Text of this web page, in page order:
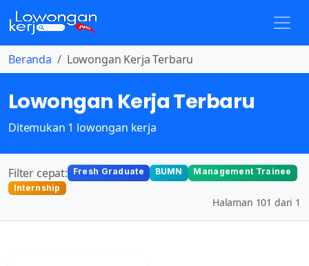
Beranda Lowongan Kerja Terbaru
Lowongan Kerja Terbaru
Ditemukan 1 lowongan kerja
Filter cepat: Fresh Graduate BUMN
Management Trainee
Internship
Halaman 101 dari 1